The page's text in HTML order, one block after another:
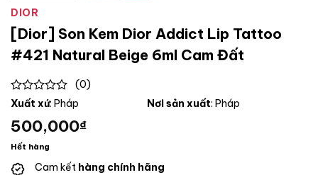
DIOR
[Dior] Son Kem Dior Addict Lip Tattoo
#421 Natural Beige 6ml Cam Đất
0
of
5
(0)
Xuất xứ: Pháp Nơi sản xuất: Pháp
500,000₫
Hết hàng
Cam kết hàng chính hãng